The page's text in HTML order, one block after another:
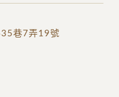
巷7弄19號